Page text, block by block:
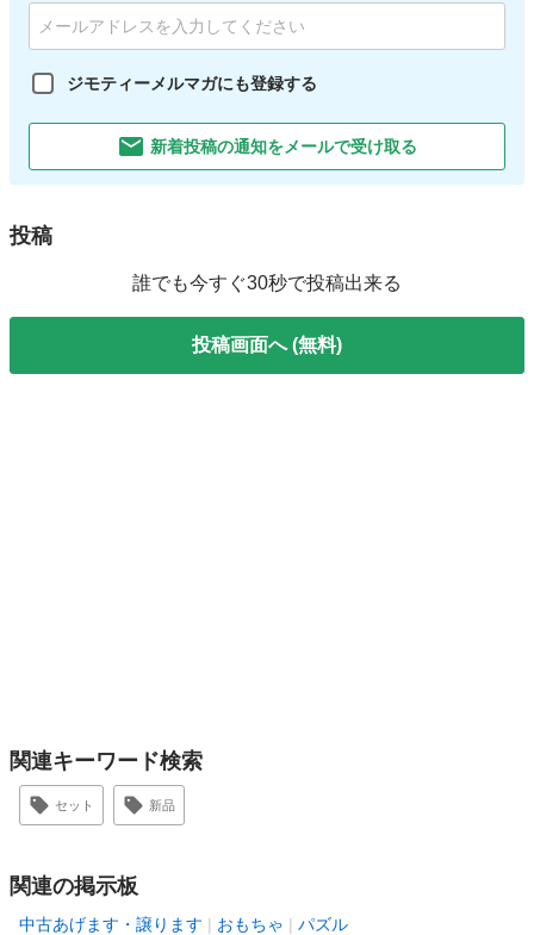
ジモティーメルマガにも登録する
新着投稿の通知をメールで受け取る
投稿
誰でも今すぐ30秒で投稿出来る
投稿画面へ (無料)
関連キーワード検索
セット 新品
関連の掲示板
中古あげます・譲ります おもちゃ パズル